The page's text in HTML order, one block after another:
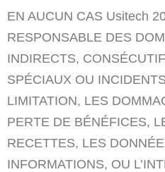
EN AUCUN CAS Usitech
RESPONSABLE DES
INDIRECTS,
SPÉCIAUX OU
LIMITATION, LES
PERTE DE BÉNÉFICES,
RECETTES, LES
INFORMATIONS, OU